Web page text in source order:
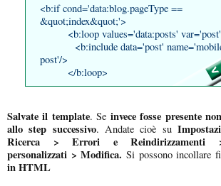
<b:if cond='data:blog.pageType ==
&quot;index&quot;'>
<b:loop values='data:posts'
<b:include data='post'
post'/>
</b:loop>
Salvate il template. Se invece fosse presente
allo step successivo. Andate cioè su
Ricerca > Errori e Reindirizzamenti >
personalizzati > Modifica. Si possono incollare
in HTML